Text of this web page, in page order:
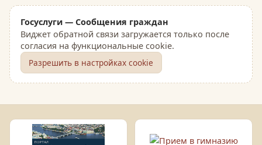
Госуслуги — Сообщения граждан
Виджет обратной связи загружается только после
согласия на функциональные cookie.
Разрешить в настройках cookie